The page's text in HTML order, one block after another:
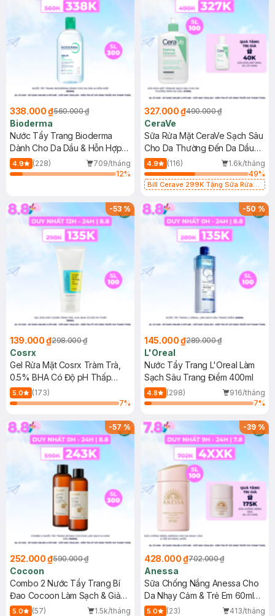
338.000 ₫560.000 ₫
Bioderma
Nước Tẩy Trang Bioderma
Dành Cho Da Dầu & Hỗn Hợp
500ml
4.9 (228)
709/tháng
12%
327.000 ₫490.000 ₫
CeraVe
Sữa Rửa Mặt CeraVe Sạch Sâu
Cho Da Thường Đến Da Dầu
473ml
4.9 (116)
1.6k/tháng
49%
Bill Cerave 299K Tặng Sữa Rửa
-53%
139.000 ₫298.000 ₫
Cosrx
Gel Rửa Mặt Cosrx Tràm Trà,
0.5% BHA Có Độ pH Thấp
150ml
5.0
(173)
7%
-50%
145.000 ₫289.000 ₫
L'Oreal
Nước Tẩy Trang L'Oreal Làm
Sạch Sâu Trang Điểm 400ml
4.8 (298)
916/tháng
7%
-57%
252.000 ₫590.000 ₫
Cocoon
Combo 2 Nước Tẩy Trang Bí
Đao Cocoon Làm Sạch & Giảm
Dầu 500ml
5.0 (57)
1.5k/tháng
-39%
428.000 ₫702.000 ₫
Anessa
Sữa Chống Nắng Anessa Cho
Da Nhạy Cảm & Trẻ Em 60ml
(Mới)
5.0 (23)
413/tháng